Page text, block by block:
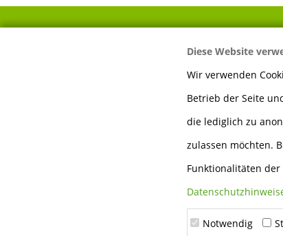
Diese Website
Wir verwenden
Betrieb der Seite
die lediglich zu
zulassen möchten.
Funktionalitäten
Notwendig
Mayer Sägewerk &
Holzhandlung GmbH
74924 Neckarbischofsheim
0 72 63 - 91 89 60
info@holz-mayer.de